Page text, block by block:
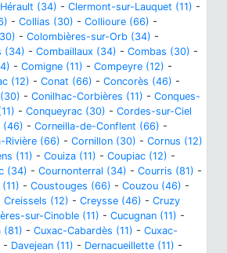
(34) - Clermont-sur-Lauquet (11) -
- Collias (30) - Collioure (66) -
- Colombières-sur-Orb (34) -
(34) - Combaillaux (34) - Combas (30) -
- Comigne (11) - Compeyre (12) -
(12) - Conat (66) - Concorès (46) -
- Conilhac-Corbières (11) - Conques-
- Conqueyrac (30) - Cordes-sur-Ciel
(46) - Corneilla-de-Conflent (66) -
Rivière (66) - Cornillon (30) - Cornus (12)
(11) - Couiza (11) - Coupiac (12) -
(34) - Cournonterral (34) - Courris (81) -
- Coustouges (66) - Couzou (46) -
Creissels (12) - Creysse (46) - Cruzy
sur-Cinoble (11) - Cucugnan (11) -
(81) - Cuxac-Cabardès (11) - Cuxac-
- Davejean (11) - Dernacueillette (11) -